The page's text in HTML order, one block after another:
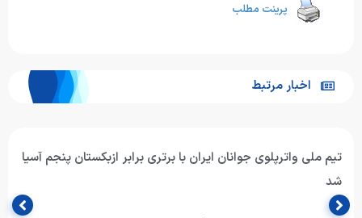
پرینت مطلب
اخبار مرتبط
تیم ملی واترپلوی جوانان ایران با برتری برابر ازبکستان پنجم آسیا
شد